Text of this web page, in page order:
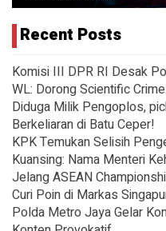
Recent Posts
Komisi III DPR RI Desak
WL: Dorong Scientific
Diduga Milik Pengoplos,
Berkeliaran di Batu Ceper!
KPK Temukan Selisih
Kuansing: Nama Menteri
Jelang ASEAN
Curi Poin di Markas
Polda Metro Jaya Gelar